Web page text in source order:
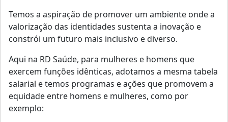
Temos a aspiração de promover um ambiente onde a
valorização das identidades sustenta a inovação e
constrói um futuro mais inclusivo e diverso.
Aqui na RD Saúde, para mulheres e homens que
exercem funções idênticas, adotamos a mesma tabela
salarial e temos programas e ações que promovem a
equidade entre homens e mulheres, como por
exemplo: